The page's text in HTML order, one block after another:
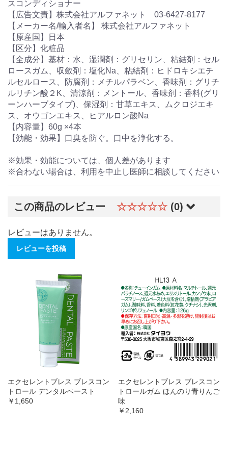
スコンディショナー
【広告文責】株式会社アルファネット 03-6427-8177
【メーカー名/輸入者名】 株式会社アルファネット
【原産国】日本
【区分】化粧品
【全成分】基材：水、湿潤剤：グリセリン、粘結剤：セル
ロースガム、収斂剤：塩化Na、粘結剤：ヒドロキシエチ
ルセルロース、防腐剤：メチルパラベン、香味剤：グリチ
ルリチン酸２K、清涼剤：メントール、香味剤：香料(グリ
ーンハーブタイプ)、保湿剤：甘草エキス、ムクロジエキ
ス、オウゴンエキス、ヒアルロン酸Na
【内容量】60g ×4本
【効能・効果】口臭を防ぐ。口中を浄化する。
※効果・効能については、個人差があります
※合わない場合は、利用を中止し医師に相談してください
この商品のレビュー ☆☆☆☆☆ (0)
レビューはありません。
レビューを投稿
エクセレントブレス ブレスコン
トロール デンタルペースト
￥1,650
エクセレントブレス ブレスコン
トロールガム ほんのり青りんご
味
￥2,160